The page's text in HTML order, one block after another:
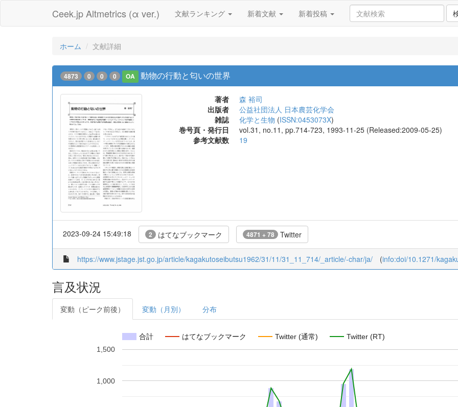
Ceek.jp Altmetrics (α ver.) 文献ランキング 新着文献 新着投稿
ホーム 文献詳細
4873 0 0 0 OA 動物の行動と匂いの世界
著者
森 裕司
出版者
公益社団法人 日本農芸化学会
雑誌
化学と生物 (ISSN:0453073X)
巻号頁・発行日
vol.31, no.11, pp.714-723, 1993-11-25 (Released:2009-05-25)
参考文献数
19
2023-09-24 15:49:18 2 はてなブックマーク 4871 + 78 Twitter
https://www.jstage.jst.go.jp/article/kagakutoseibutsu1962/31/11/31_11_714/_article/-char/ja/ (info:doi/10.1271/
言及状況
変動（ピーク前後） 変動（月別） 分布
合計 はてなブックマーク Twitter (通常) Twitter (RT)
1,000
1,500